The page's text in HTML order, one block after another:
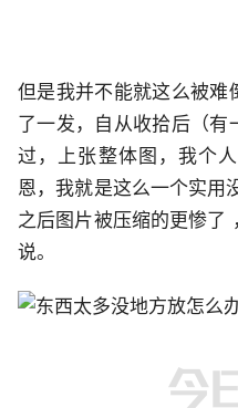
但是我并不能就这么被难
了一发，自从收拾后（有
过，上张整体图，我个
恩，我就是这么一个实用
之后图片被压缩的更惨了
说。